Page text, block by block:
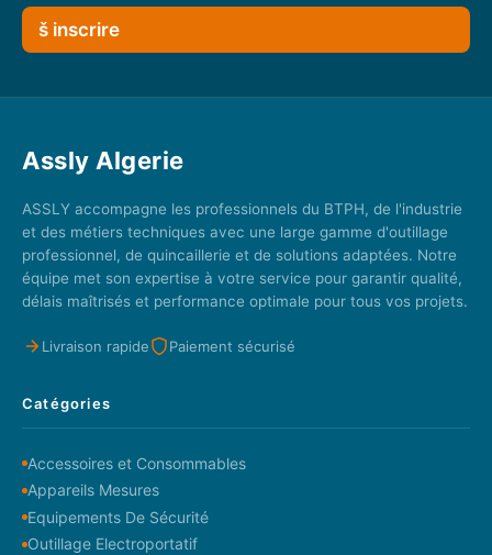
š inscrire
Assly Algerie
ASSLY accompagne les professionnels du BTPH, de l'industrie
et des métiers techniques avec une large gamme d'outillage
professionnel, de quincaillerie et de solutions adaptées. Notre
équipe met son expertise à votre service pour garantir qualité,
délais maîtrisés et performance optimale pour tous vos projets.
Livraison rapide Paiement sécurisé
Catégories
Accessoires et Consommables
Appareils Mesures
Equipements De Sécurité
Outillage Electroportatif